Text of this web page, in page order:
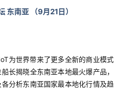
东南亚 （9月21日）
为世界带来了更多全新的商业模式
长揭晓全东南亚本地最火爆产品，
分析东南亚国家最本地化行情及趋